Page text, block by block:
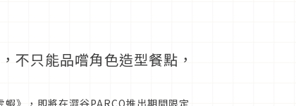
不只能品嚐角色造型餐點，
》，即將在澀谷PARCO推出期間限定